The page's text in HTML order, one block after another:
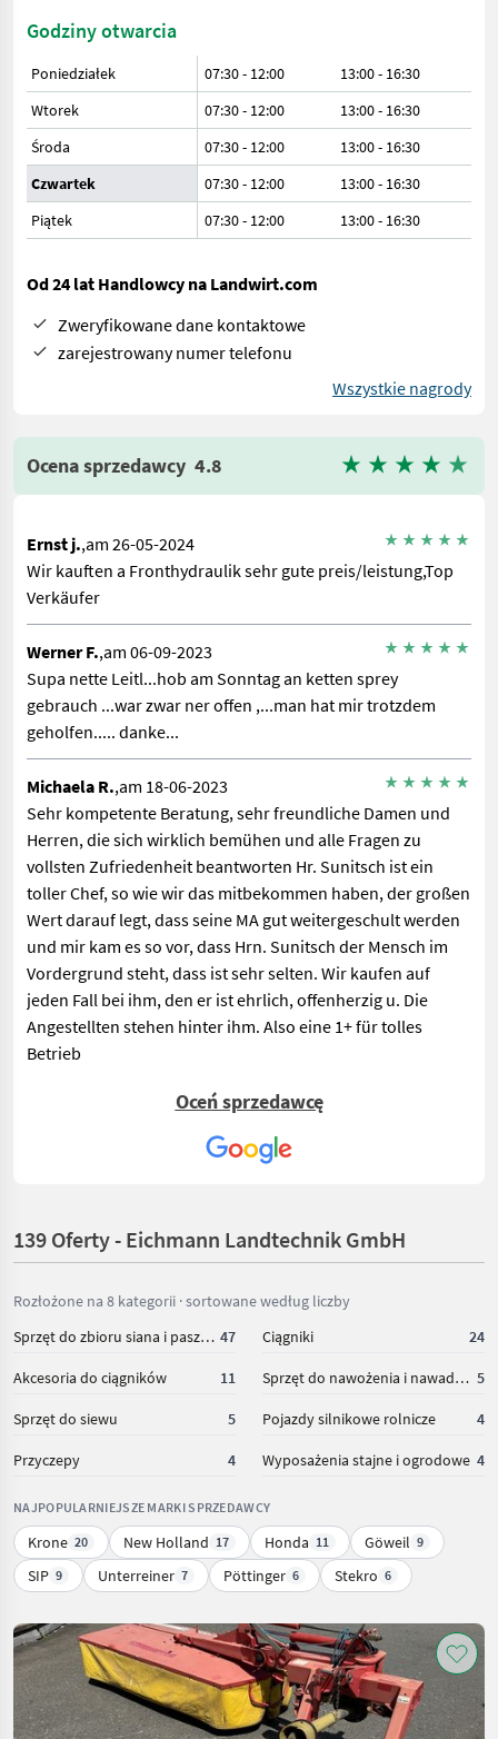
Godziny otwarcia
Poniedziałek 07:30 - 12:00
13:00 - 16:30
Wtorek
07:30 - 12:00
13:00 - 16:30
Środa
07:30 - 12:00
13:00 - 16:30
Czwartek
07:30 - 12:00
13:00 - 16:30
Piątek
07:30 - 12:00 13:00 - 16:30
Od 24 lat Handlowcy na Landwirt.com
Zweryfikowane dane kontaktowe
zarejestrowany numer telefonu
Wszystkie nagrody
Ocena sprzedawcy 4.8
Ernst j.,am 26-05-2024
Wir kauften a Fronthydraulik sehr gute preis/leistung,Top
Verkäufer
Werner F.,am 06-09-2023
Supa nette Leitl...hob am Sonntag an ketten sprey
gebrauch ...war zwar ner offen ,...man hat mir trotzdem
geholfen..... danke...
Michaela R.,am 18-06-2023
Sehr kompetente Beratung, sehr freundliche Damen und
Herren, die sich wirklich bemühen und alle Fragen zu
vollsten Zufriedenheit beantworten Hr. Sunitsch ist ein
toller Chef, so wie wir das mitbekommen haben, der großen
Wert darauf legt, dass seine MA gut weitergeschult werden
und mir kam es so vor, dass Hrn. Sunitsch der Mensch im
Vordergrund steht, dass ist sehr selten. Wir kaufen auf
jeden Fall bei ihm, den er ist ehrlich, offenherzig u. Die
Angestellten stehen hinter ihm. Also eine 1+ für tolles
Betrieb
,am 30-05-2021
Service und Freundlichkeit 1A
Oceń sprzedawcę
139 Oferty - Eichmann Landtechnik GmbH
Rozłożone na 8 kategorii · sortowane według liczby
Sprzęt do zbioru siana i paszowy 47 Ciągniki 24
Akcesoria do ciągników 11 Sprzęt do nawożenia i nawadniania 5
Sprzęt do siewu 5 Pojazdy silnikowe rolnicze 4
Przyczepy 4 Wyposażenia stajne i ogrodowe 4
NAJPOPULARNIEJSZE MARKI SPRZEDAWCY
Krone 20 New Holland 17 Honda 11 Göweil 9
SIP 9 Unterreiner 7 Pöttinger 6 Stekro 6